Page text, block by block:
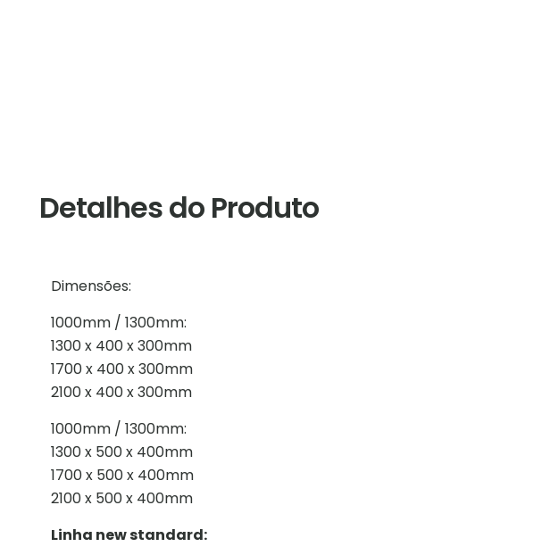
Detalhes do Produto
Dimensões:
1000mm / 1300mm:
1300 x 400 x 300mm
1700 x 400 x 300mm
2100 x 400 x 300mm
1000mm / 1300mm:
1300 x 500 x 400mm
1700 x 500 x 400mm
2100 x 500 x 400mm
Linha new standard: